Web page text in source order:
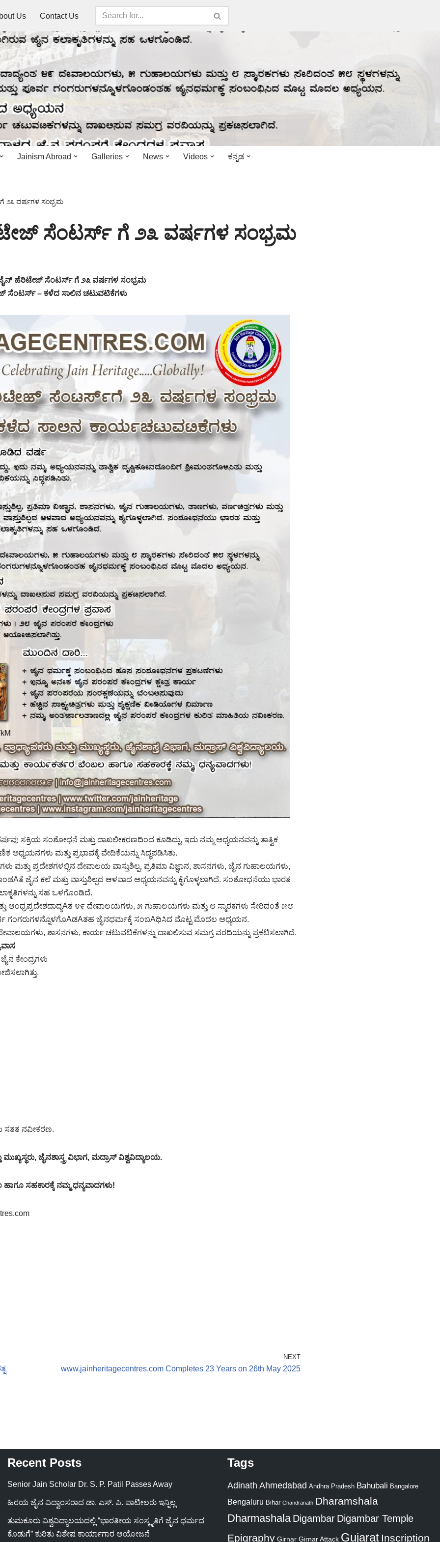
Us Contact Us
Jainism Abroad Galleries News Videos ಕನ್ನಡ
೨೩ ವರ್ಷಗಳ ಸಂಭ್ರಮ
ಸೆಂಟರ್ಸ್ ಗೆ ೨೩ ವರ್ಷಗಳ ಸಂಭ್ರಮ
ಹೆರಿಟೇಜ್ ಸೆಂಟರ್ಸ್ ಗೆ ೨೩ ವರ್ಷಗಳ ಸಂಭ್ರಮ
ಸೆಂಟರ್ಸ್ – ಕಳೆದ ಸಾಲಿನ ಚಟುವಟಿಕೆಗಳು
ಸಕ್ರಿಯ ಸಂಶೋಧನೆ ಮತ್ತು ದಾಖಲೀಕರಣದಿಂದ ಕೂಡಿದ್ದು, ಇದು ನಮ್ಮ ಅಧ್ಯಯನವನ್ನು ತಾತ್ವಿಕ
ಅಧ್ಯಯನಗಳು ಮತ್ತು ಪ್ರಭಾವಕ್ಕೆ ವೇದಿಕೆಯನ್ನು ಸಿದ್ಧಪಡಿಸಿತು.
ಮತ್ತು ಪ್ರದೇಶಗಳಲ್ಲಿನ ದೇವಾಲಯ ವಾಸ್ತುಶಿಲ್ಪ, ಪ್ರತಿಮಾ ವಿಜ್ಞಾನ, ಶಾಸನಗಳು, ಜೈನ ಗುಹಾಲಯಗಳು,
ಜೈನ ಕಲೆ ಮತ್ತು ವಾಸ್ತುಶಿಲ್ಪದ ಆಳವಾದ ಅಧ್ಯಯನವನ್ನು ಕೈಗೊಳ್ಳಲಾಗಿದೆ. ಸಂಶೋಧನೆಯು ಭಾರತ
ಸಹ ಒಳಗೊಂಡಿದೆ.
ಆಂಧ್ರಪ್ರದೇಶದಾದ್ಯAತ ೪೯ ದೇವಾಲಯಗಳು, ೫ ಗುಹಾಲಯಗಳು ಮತ್ತು ೮ ಸ್ಮಾರಕಗಳು ಸೇರಿದಂತೆ ೫೮
ಗಂಗರುಗಳನ್ನೊಳಗೊAಡAತಹ ಜೈನಧರ್ಮಕ್ಕೆ ಸಂಬAಧಿಸಿದ ಮೊಟ್ಟ ಮೊದಲ ಅಧ್ಯಯನ.
ಶಾಸನಗಳು, ಕಾರ್ಯ ಚಟುವಟಿಕೆಗಳನ್ನು ದಾಖಲಿಸುವ ಸಮಗ್ರ ವರದಿಯನ್ನು ಪ್ರಕಟಿಸಲಾಗಿದೆ.
ಕೇಂದ್ರಗಳು
ಸತತ ನವೀಕರಣ.
ಜೈನಶಾಸ್ತ್ರ ವಿಭಾಗ, ಮದ್ರಾಸ್ ವಿಶ್ವವಿದ್ಯಾಲಯ.
ಹಾಗೂ ಸಹಕಾರಕ್ಕೆ ನಮ್ಮ ಧನ್ಯವಾದಗಳು!
NEXT
www.jainheritagecentres.com Completes 23 Years on 26th May 2025
Recent Posts
Senior Jain Scholar Dr. S. P. Patil Passes Away
ಹಿರಯ ಜೈನ ವಿದ್ವಾಂಸರಾದ ಡಾ. ಎಸ್. ಪಿ. ಪಾಟೀಲರು ಇನ್ನಿಲ್ಲ
ತುಮಕೂರು ವಿಶ್ವವಿದ್ಯಾಲಯದಲ್ಲಿ “ಭಾರತೀಯ ಸಂಸ್ಕೃತಿಗೆ ಜೈನ ಧರ್ಮದ
ಕೊಡುಗೆ” ಕುರಿತು ವಿಶೇಷ ಕಾರ್ಯಾಗಾರ ಆಯೋಜನೆ
Tags
Adinath Ahmedabad Andhra Pradesh Bahubali Bangalore
Bengaluru Bihar Chandranath Dharamshala
Dharmashala Digambar Digambar Temple
Epigraphy Girnar Girnar Attack Gujarat Inscription